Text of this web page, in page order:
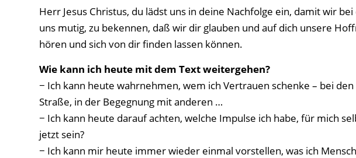
Herr Jesus Christus, du lädst uns in deine Nachfolge ein, damit wir
uns mutig, zu bekennen, daß wir dir glauben und auf dich unsere
hören und sich von dir finden lassen können.
Wie kann ich heute mit dem Text weitergehen?
− Ich kann heute wahrnehmen, wem ich Vertrauen schenke – bei
Straße, in der Begegnung mit anderen …
− Ich kann heute darauf achten, welche Impulse ich habe, für mich
jetzt sein?
− Ich kann mir heute immer wieder einmal vorstellen, was ich